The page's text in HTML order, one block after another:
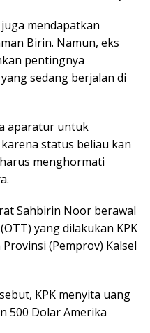
mendapatkan
Birin. Namun, eks
pentingnya
sedang berjalan di
aparatur untuk
status beliau kan
menghormati
Sahbirin Noor berawal
yang dilakukan KPK
(Pemprov) Kalsel
KPK menyita uang
500 Dolar Amerika